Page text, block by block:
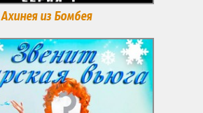
Ахинея из Бомбея